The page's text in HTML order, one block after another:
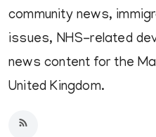
community news,
issues, NHS-related
news content for the
United Kingdom.